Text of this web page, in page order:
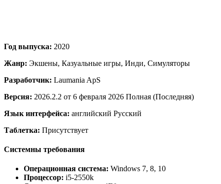
Год выпуска: 2020
Жанр: Экшены, Казуальные игры, Инди, Симуляторы
Разработчик: Laumania ApS
Версия: 2026.2.2 от 6 февраля 2026 Полная (Последняя)
Язык интерфейса: английский Русский
Таблетка: Присутствует
Системны требования
Операционная система: Windows 7, 8, 10
Процессор: i5-2550k